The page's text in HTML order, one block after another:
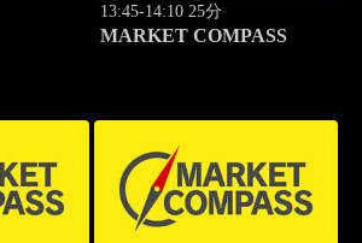
13:45-14:10 25分
MARKET COMPASS